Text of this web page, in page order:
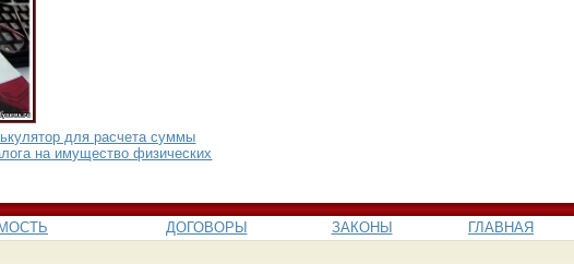
для расчета суммы
на имущество физических
ДОГОВОРЫ ЗАКОНЫ ГЛАВНАЯ